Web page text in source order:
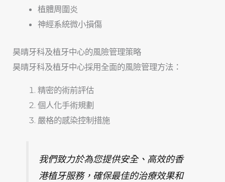
植體周圍炎
神經系統微小損傷
昊晴牙科及植牙中心的風險管理策略
昊晴牙科及植牙中心採用全面的風險管理方法：
精密的術前評估
個人化手術規劃
嚴格的感染控制措施
我們致力於為您提供安全、高效的香
港植牙服務，確保最佳的治療效果和